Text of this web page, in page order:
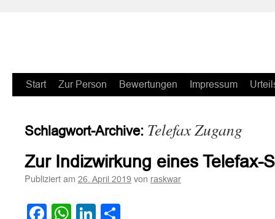
Zum
springen
Start Zur Person Bewertungen Impressum
Schlagwort-Archive: Telefax Zugang
Zur Indizwirkung eines Telefax-
Publiziert am 26. April 2019 von raskwar
Facebook
WhatsApp
LinkedIn